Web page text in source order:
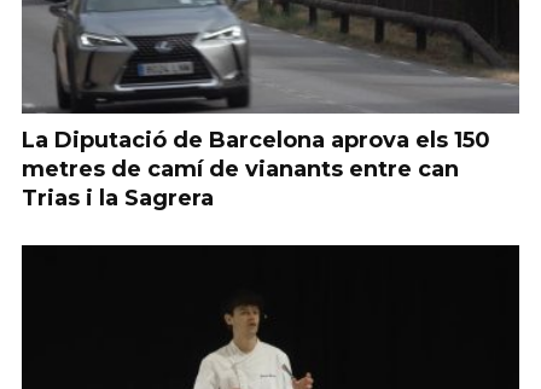
La Diputació de Barcelona aprova els 150
metres de camí de vianants entre can
Trias i la Sagrera